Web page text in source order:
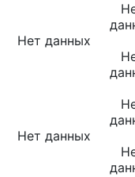
Нет данных
Нет данных